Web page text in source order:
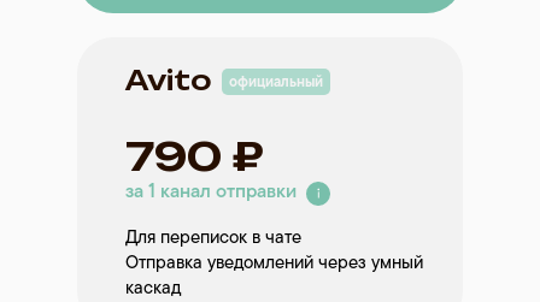
Avito
790 ₽
за 1 канал отправки
Для переписок в чате
Отправка уведомлений через умный
каскад
официальный